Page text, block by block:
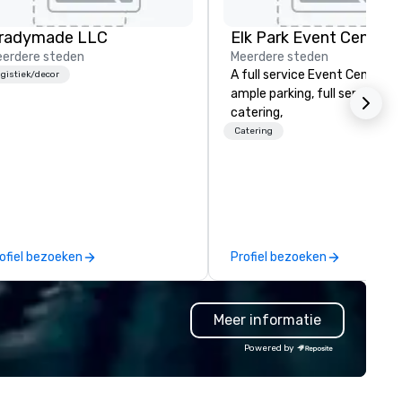
LLC
steden
decor
bezoeken
Elk Park Event Center
Meerdere steden
A full service Event Center,
ample parking, full service
catering,
Catering
Profiel bezoeken
Meer informatie
Powered by